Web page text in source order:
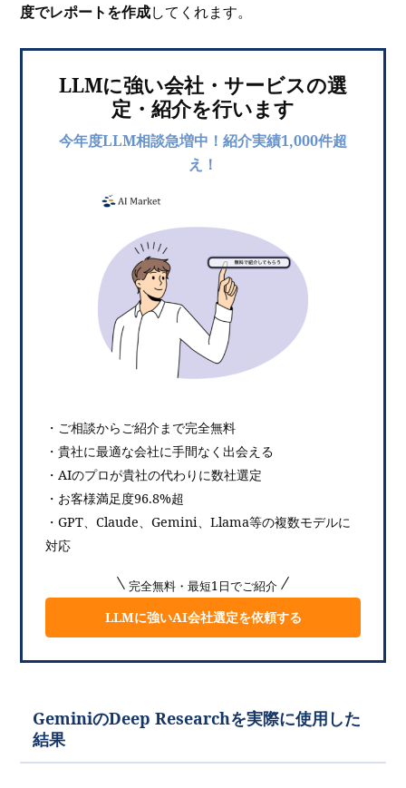
度でレポートを作成してくれます。
LLMに強い会社・サービスの選
定・紹介を行います
今年度LLM相談急増中！紹介実績1,000件超
え！
・ご相談からご紹介まで完全無料
・貴社に最適な会社に手間なく出会える
・AIのプロが貴社の代わりに数社選定
・お客様満足度96.8%超
・GPT、Claude、Gemini、Llama等の複数モデルに
対応
完全無料・最短1日でご紹介
LLMに強いAI会社選定を依頼する
GeminiのDeep Researchを実際に使用した
結果